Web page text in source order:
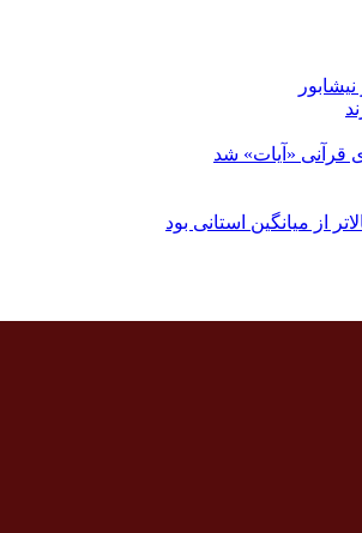
قرآنی «آیات» شد